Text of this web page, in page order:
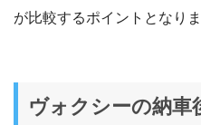
が比較するポイントとなりま
ヴォクシーの納車